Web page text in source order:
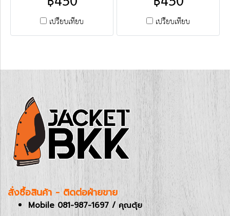
น้อยไม่จับฝุ่น มีซับในทั้งตัว)
พร้อมบริการงานปัก-สกรีนครบ
Line : @jacketbkk (มี@ด้วยนะ
คะ)
เปรียบเทียบ
น้อยไม่จับฝุ่น มีซับในทั้งตัว)
พร้อมบริการงานปัก-สกรีนครบ
Line : @jacketbkk (มี@ด้วยนะ
คะ)
เปรียบเทียบ
สั่งซื้อสินค้า - ติดต่อฝ่ายขาย
Mobile 081-987-1697 / คุณตุ้ย